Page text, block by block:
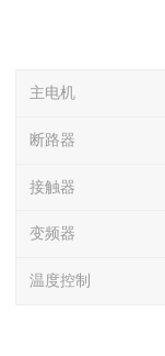
主电机
断路器
接触器
变频器
温度控制